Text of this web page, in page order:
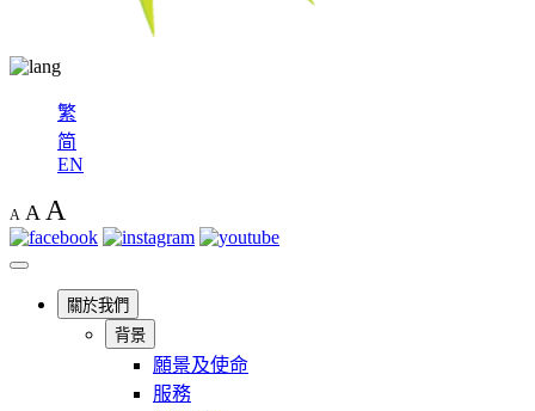
繁
简
EN
A A A
關於我們
背景
願景及使命
服務